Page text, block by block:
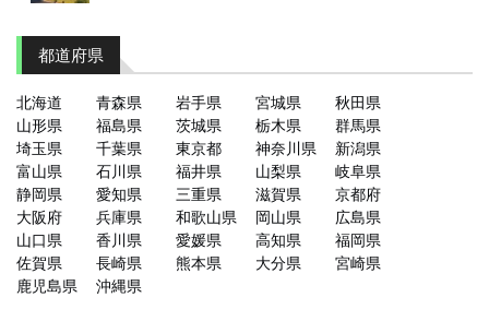
都道府県
北海道 青森県 岩手県 宮城県
秋田県
山形県
福島県 茨城県 栃木県
群馬県
埼玉県
千葉県 東京都 神奈川県
新潟県
富山県
石川県 福井県 山梨県
岐阜県
静岡県
愛知県 三重県 滋賀県
京都府
大阪府
兵庫県 和歌山県 岡山県
広島県
山口県
香川県 愛媛県 高知県
福岡県
佐賀県
長崎県 熊本県 大分県
宮崎県
鹿児島県
沖縄県